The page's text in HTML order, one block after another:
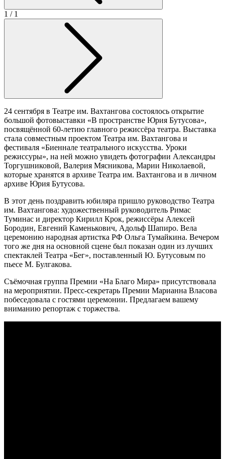
1 / 1
24 сентября в Театре им. Вахтангова состоялось открытие
большой фотовыставки «В пространстве Юрия Бутусова»,
посвящённой 60-летию главного режиссёра театра. Выставка
стала совместным проектом Театра им. Вахтангова и
фестиваля «Биеннале театрального искусства. Уроки
режиссуры», на ней можно увидеть фотографии Александры
Торгушниковой, Валерия Мясникова, Марии Николаевой,
которые хранятся в архиве Театра им. Вахтангова и в личном
архиве Юрия Бутусова.
В этот день поздравить юбиляра пришло руководство Театра
им. Вахтангова: художественный руководитель Римас
Туминас и директор Кирилл Крок, режиссёры Алексей
Бородин, Евгений Каменькович, Адольф Шапиро. Вела
церемонию народная артистка РФ Ольга Тумайкина. Вечером
того же дня на основной сцене был показан один из лучших
спектаклей Театра «Бег», поставленный Ю. Бутусовым по
пьесе М. Булгакова.
Съёмочная группа Премии «На Благо Мира» присутствовала
на мероприятии. Пресс-секретарь Премии Марианна Власова
побеседовала с гостями церемонии. Предлагаем вашему
вниманию репортаж с торжества.